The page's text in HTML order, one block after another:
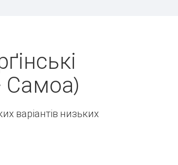
Самоа)
варіантів низьких